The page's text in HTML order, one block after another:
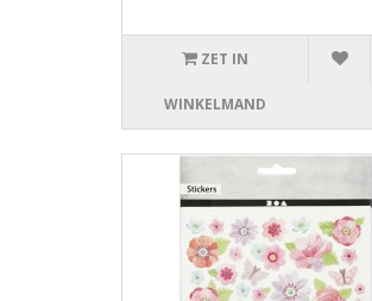
ZET IN
WINKELMAND